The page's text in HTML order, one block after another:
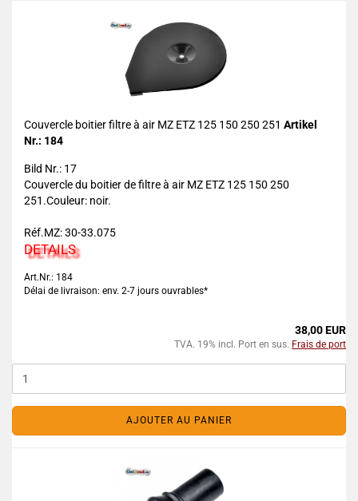
Couvercle boitier filtre à air MZ ETZ 125 150 250 251 Artikel
Nr.: 184
Bild Nr.: 17
Couvercle du boitier de filtre à air MZ ETZ 125 150 250
251.Couleur: noir.
Réf.MZ: 30-33.075
DETAILS
Art.Nr.: 184
Délai de livraison: env. 2-7 jours ouvrables*
38,00 EUR
TVA. 19% incl. Port en sus. Frais de port
AJOUTER AU PANIER